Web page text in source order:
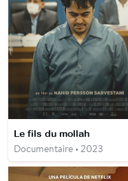
Le fils du mollah
Documentaire • 2023